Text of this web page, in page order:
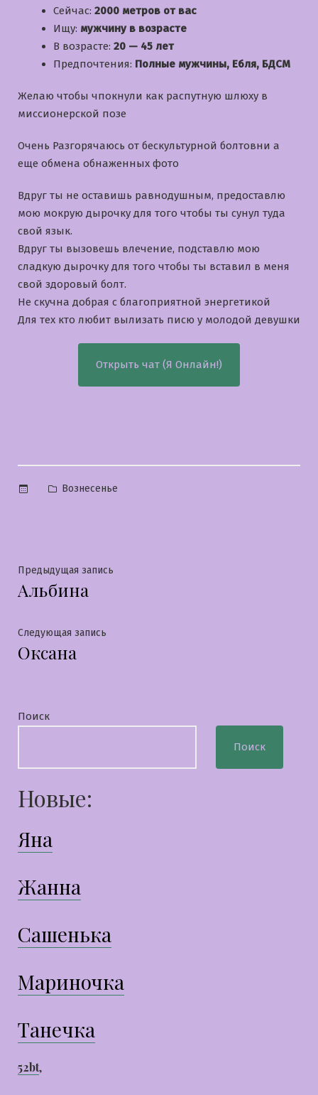
Сейчас: 2000 метров от вас
Ищу: мужчину в возрасте
В возрасте: 20 — 45 лет
Предпочтения: Полные мужчины, Ебля, БДСМ
Желаю чтобы чпокнули как распутную шлюху в
миссионерской позе
Очень Разгорячаюсь от бескультурной болтовни а
еще обмена обнаженных фото
Вдруг ты не оставишь равнодушным, предоставлю
мою мокрую дырочку для того чтобы ты сунул туда
свой язык.
Вдруг ты вызовешь влечение, подставлю мою
сладкую дырочку для того чтобы ты вставил в меня
свой здоровый болт.
Не скучна добрая с благоприятной энергетикой
Для тех кто любит вылизать писю у молодой девушки
Открыть чат (Я Онлайн!)
Опубликовано
Вознесенье
Навигация
по
записям
Предыдущая запись
Альбина
Следующая запись
Оксана
Поиск
Поиск
Новые:
Яна
Жанна
Сашенька
Мариночка
Танечка
52bt,